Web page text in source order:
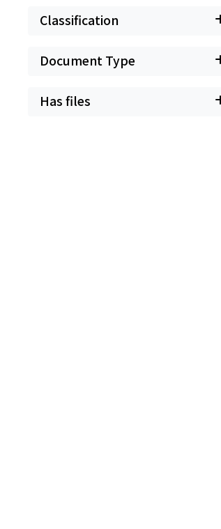
Classification
Document Type
Has files